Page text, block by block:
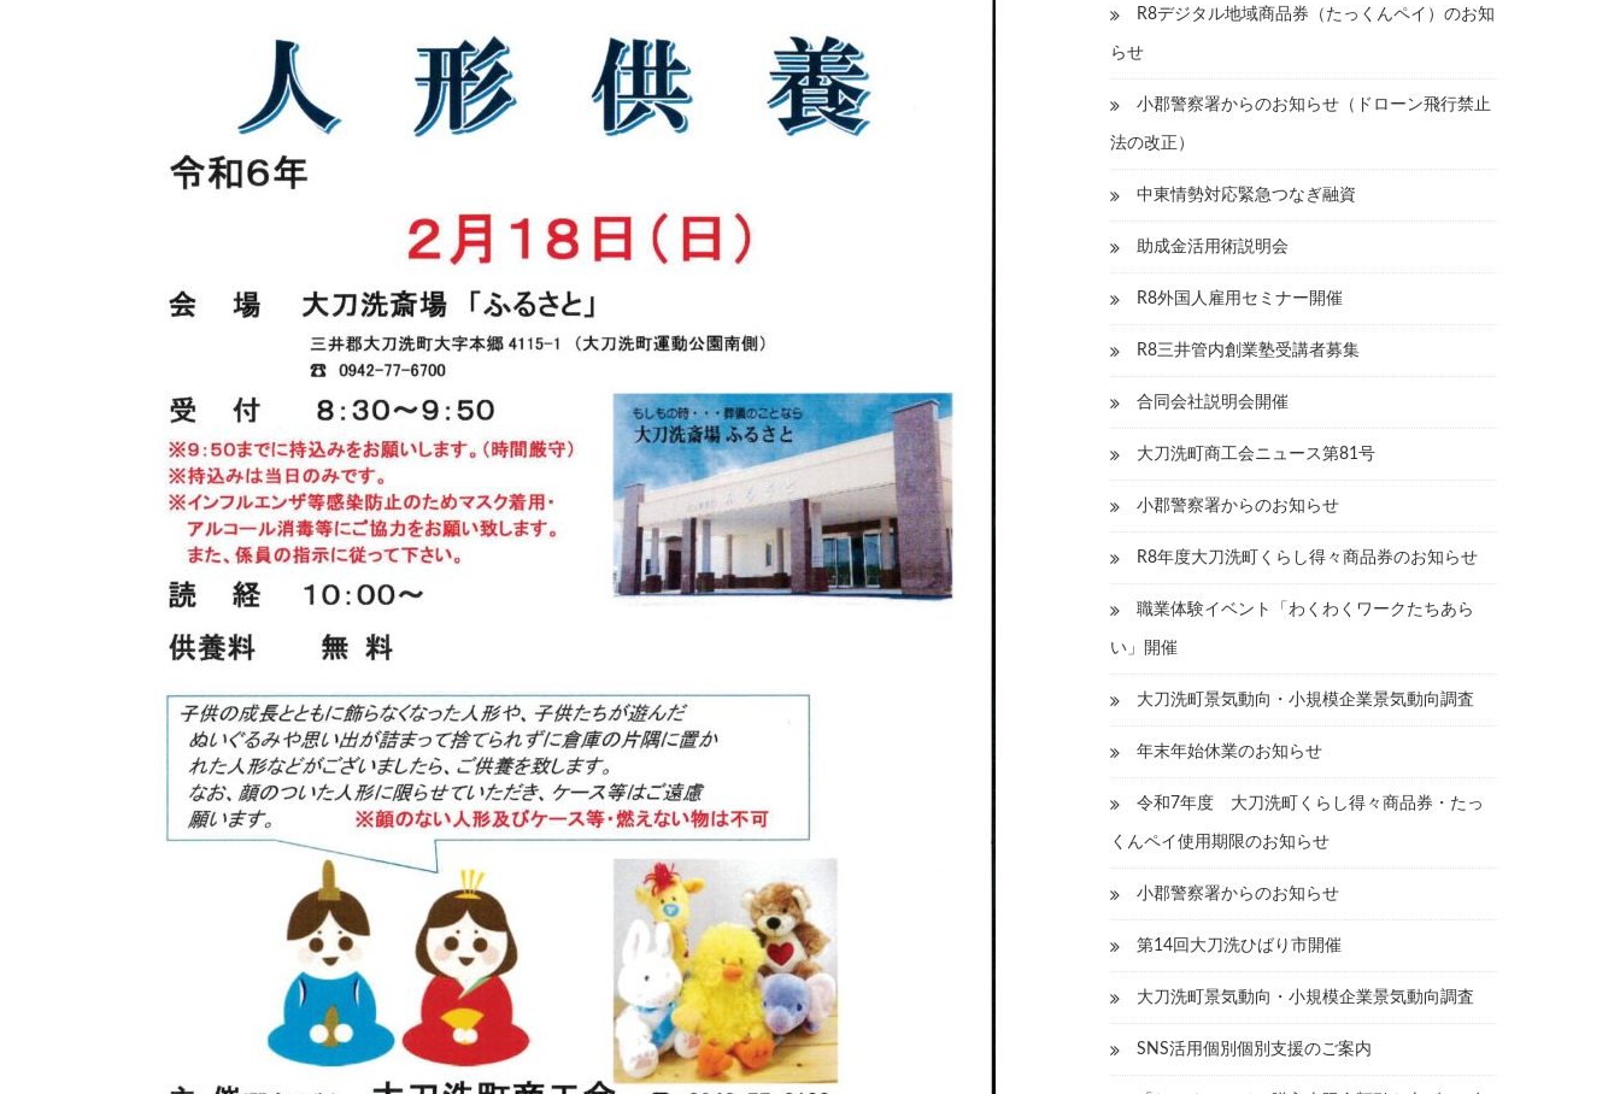
開
催
の
お
は
R8デジタル地域商品券（たっくんペイ）のお知
らせ
小郡警察署からのお知らせ（ドローン飛行禁止
法の改正）
中東情勢対応緊急つなぎ融資
助成金活用術説明会
R8外国人雇用セミナー開催
R8三井管内創業塾受講者募集
合同会社説明会開催
大刀洗町商工会ニュース第81号
小郡警察署からのお知らせ
R8年度大刀洗町くらし得々商品券のお知らせ
職業体験イベント「わくわくワークたちあら
い」開催
大刀洗町景気動向・小規模企業景気動向調査
年末年始休業のお知らせ
令和7年度 大刀洗町くらし得々商品券・たっ
くんペイ使用期限のお知らせ
小郡警察署からのお知らせ
第14回大刀洗ひばり市開催
大刀洗町景気動向・小規模企業景気動向調査
SNS活用個別個別支援のご案内